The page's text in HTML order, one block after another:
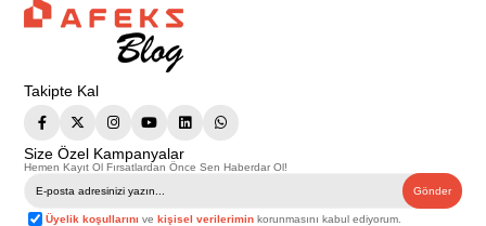
Takipte Kal
Size Özel Kampanyalar
Hemen Kayıt Ol Fırsatlardan Önce Sen Haberdar Ol!
Gönder
Üyelik koşullarını vekişisel verilerimin korunmasını kabul ediyorum.